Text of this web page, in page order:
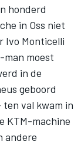
honderd
in Oss niet
Ivo Monticelli
man moest
in de
geboord
ten val kwam in
KTM-machine
andere